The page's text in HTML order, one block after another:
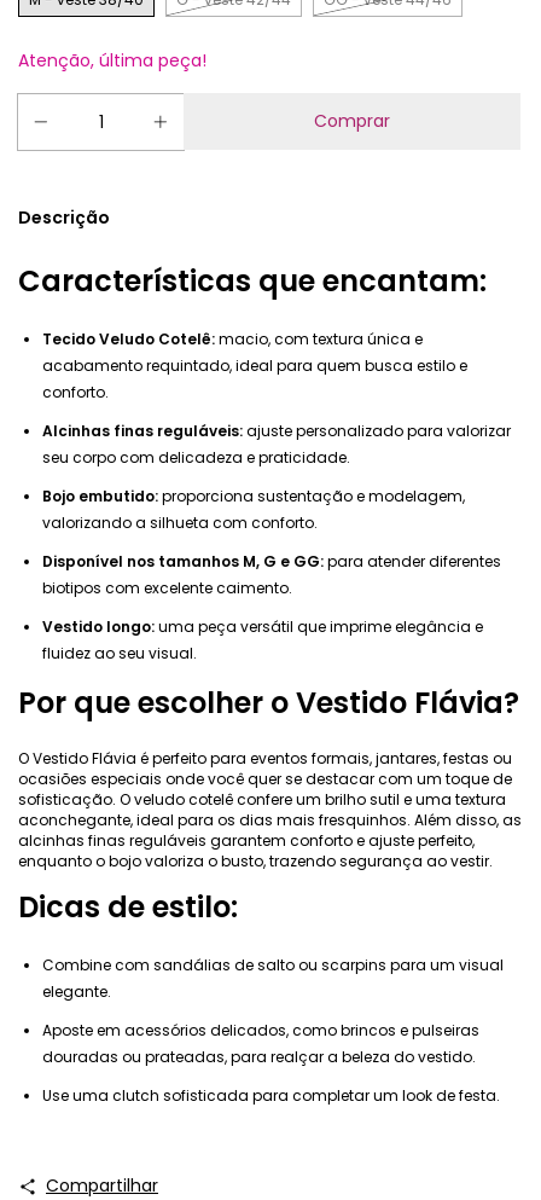
Atenção, última peça!
Descrição
Características que encantam:
Tecido Veludo Cotelê:macio, com textura única e
acabamento requintado, ideal para quem busca estilo e
conforto.
Alcinhas finas reguláveis:ajuste personalizado para valorizar
seu corpo com delicadeza e praticidade.
Bojo embutido:proporciona sustentação e modelagem,
valorizando a silhueta com conforto.
Disponível nos tamanhos M, G e GG:para atender diferentes
biotipos com excelente caimento.
Vestido longo:uma peça versátil que imprime elegância e
fluidez ao seu visual.
Por que escolher o Vestido Flávia?
O Vestido Flávia é perfeito para eventos formais, jantares, festas ou
ocasiões especiais onde você quer se destacar com um toque de
sofisticação. O veludo cotelê confere um brilho sutil e uma textura
aconchegante, ideal para os dias mais fresquinhos. Além disso, as
alcinhas finas reguláveis garantem conforto e ajuste perfeito,
enquanto o bojo valoriza o busto, trazendo segurança ao vestir.
Dicas de estilo:
Combine com sandálias de salto ou scarpins para um visual
elegante.
Aposte em acessórios delicados, como brincos e pulseiras
douradas ou prateadas, para realçar a beleza do vestido.
Use uma clutch sofisticada para completar um look de festa.
Compartilhar